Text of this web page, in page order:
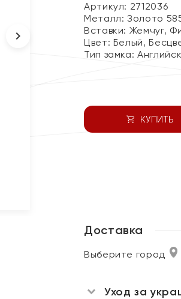
Артикул: 2712036
Металл:Золото
Вставки: Жемчуг,
Цвет: Белый,
Тип замка:
КУПИТЬ
Доставка
Выберите город
Уход за